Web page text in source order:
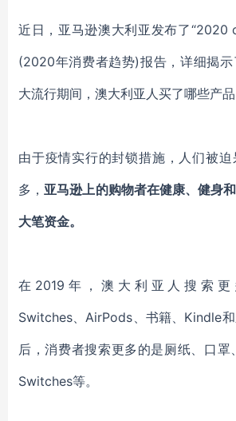
近日，亚马逊澳大利亚发布了“2020
(2020年消费者趋势)报告，详细揭
大流行期间，澳大利亚人买了哪些产品
由于疫情实行的封锁措施，人们被
多，亚马逊上的购物者在健康、健身
大笔资金。
在2019年，澳大利亚人搜索更
Switches、AirPods、书籍、Kindle和
后，消费者搜索更多的是厕纸、口
Switches等。